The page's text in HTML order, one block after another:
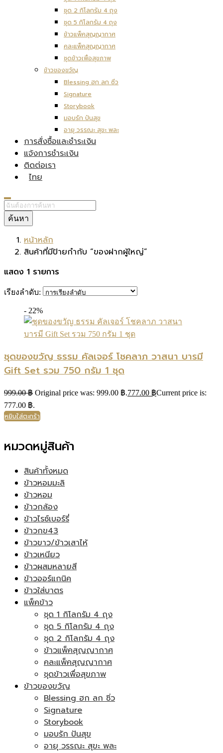
ชุด 2 กิโลกรัม 4 ถุง
ชุด 5 กิโลกรัม 4 ถุง
ข้าวแพ็คสุญญากาศ
คละแพ็คสุญญากาศ
ชุดข้าวเพื่อสุขภาพ
ข้าวของขวัญ
Blessing ฮก ลก ซิ่ว
Signature
Storybook
มอบรัก ปันสุข
อายุ วรรณะ สุขะ พละ
การสั่งซื้อและชำระเงิน
แจ้งการชำระเงิน
ติดต่อเรา
ไทย
ค้นหา
หน้าหลัก
สินค้าที่มีป้ายกำกับ “ของฝากผู้ใหญ่”
แสดง 1 รายการ
เรียงลำดับ:
- 22%
ชุดของขวัญ ธรรม คัลเจอร์ โชคลาภ วาสนา บารมี
Gift Set รวม 750 กรัม 1 ชุด
999.00฿ Original price was: 999.00 ฿.777.00 ฿Current price is:
777.00 ฿.
หยิบใส่ตะกร้า
หมวดหมู่สินค้า
สินค้าทั้งหมด
ข้าวหอมมะลิ
ข้าวหอม
ข้าวกล้อง
ข้าวไรซ์เบอร์รี่
ข้าวกข43
ข้าวขาว/ข้าวเสาไห้
ข้าวเหนียว
ข้าวผสมหลายสี
ข้าวออร์แกนิค
ข้าวใส่บาตร
แพ็คข้าว
ชุด 1 กิโลกรัม 4 ถุง
ชุด 5 กิโลกรัม 4 ถุง
ชุด 2 กิโลกรัม 4 ถุง
ข้าวแพ็คสุญญากาศ
คละแพ็คสุญญากาศ
ชุดข้าวเพื่อสุขภาพ
ข้าวของขวัญ
Blessing ฮก ลก ซิ่ว
Signature
Storybook
มอบรัก ปันสุข
อายุ วรรณะ สุขะ พละ